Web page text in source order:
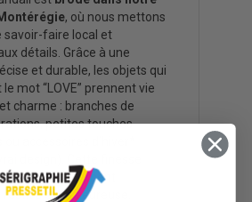
, où nous mettons
savoir-faire local et
détails. Grâce à une
et durable, les objets qui
mot “LOVE” prennent vie
charme : branches de
petites touches
pièce visuellement
festive et chaleureuse.